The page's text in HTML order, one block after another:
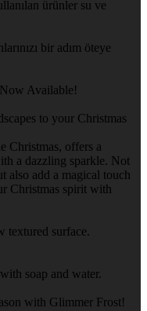
ürünler su ve
bir adım öteye
Available!
to your Christmas
Christmas, offers a
a dazzling sparkle. Not
also add a magical touch
Christmas spirit with
textured surface.
soap and water.
with Glimmer Frost!